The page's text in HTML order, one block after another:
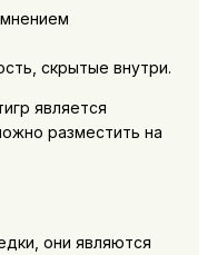
скрытые внутри.
является
разместить на
они являются